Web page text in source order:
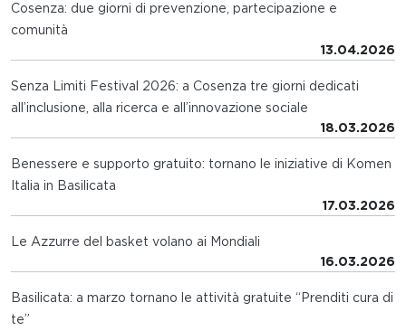
Cosenza: due giorni di prevenzione, partecipazione e
comunità
13.04.2026
Senza Limiti Festival 2026: a Cosenza tre giorni dedicati
all’inclusione, alla ricerca e all’innovazione sociale
18.03.2026
Benessere e supporto gratuito: tornano le iniziative di Komen
Italia in Basilicata
17.03.2026
Le Azzurre del basket volano ai Mondiali
16.03.2026
Basilicata: a marzo tornano le attività gratuite “Prenditi cura di
te”